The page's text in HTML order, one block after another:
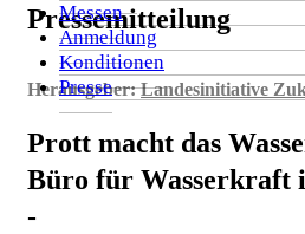
Messen
Anmeldung
Konditionen
Presse
Pressemitteilung
Herausgeber:Landesinitiative
Prott macht das
Büro für Wasserkraft
-